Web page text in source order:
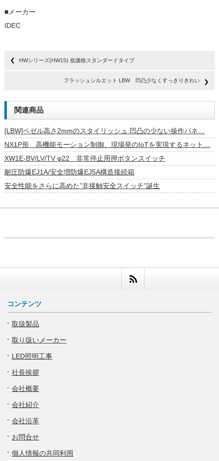
■メーカー
IDEC
HWシリーズ(HW1S) 低価格スタンダードタイプ
フラッシュシルエット LBW 凹凸少なくすっきりきれい
関連商品
[LBW]ベゼル高さ2mmのスタイリッシュ 凹凸の少ない操作パネ…
NX1P形 高機能モーション制御、現場発のIoTを実現するネット…
XW1E-BV/LV/TV φ22 非常停止用押ボタンスイッチ
耐圧防爆EJ1A/安全増防爆EJ5A構造接続箱
安全性能をさらに高めた”非接触安全スイッチ”誕生
コンテンツ
取扱製品
取り扱いメーカー
LED照明工事
社長挨拶
会社概要
会社紹介
会社沿革
お問合せ
個人情報の共同利用